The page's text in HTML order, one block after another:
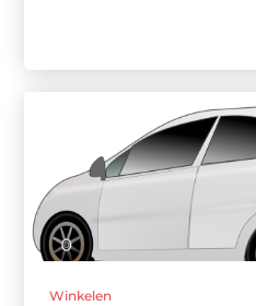
Winkelen